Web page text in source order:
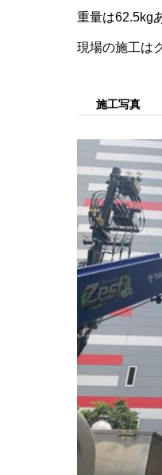
重量は62.5kg
現場の施工は
施工写真